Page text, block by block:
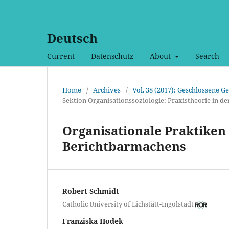
Deutsch
Current Datenschutz About Search
Home / Archives / Vol. 38 (2017): Geschlossene
Sektion Organisationssoziologie: Praxistheorie in
Organisationale
Berichtbarmachens
Robert Schmidt
Catholic University of Eichstätt-Ingolstadt
Franziska Hodek